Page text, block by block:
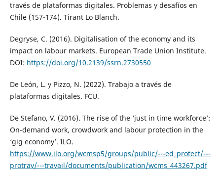
través de plataformas digitales. Problemas y desafíos en
Chile (157-174). Tirant Lo Blanch.
Degryse, C. (2016). Digitalisation of the economy and its
impact on labour markets. European Trade Union Institute.
DOI: https://doi.org/10.2139/ssrn.2730550
De León, L. y Pizzo, N. (2022). Trabajo a través de
plataformas digitales. FCU.
De Stefano, V. (2016). The rise of the ‘just in time workforce’:
On-demand work, crowdwork and labour protection in the
‘gig economy’. ILO.
https://www.ilo.org/wcmsp5/groups/public/---ed_protect/---
protrav/---travail/documents/publication/wcms_443267.pdf